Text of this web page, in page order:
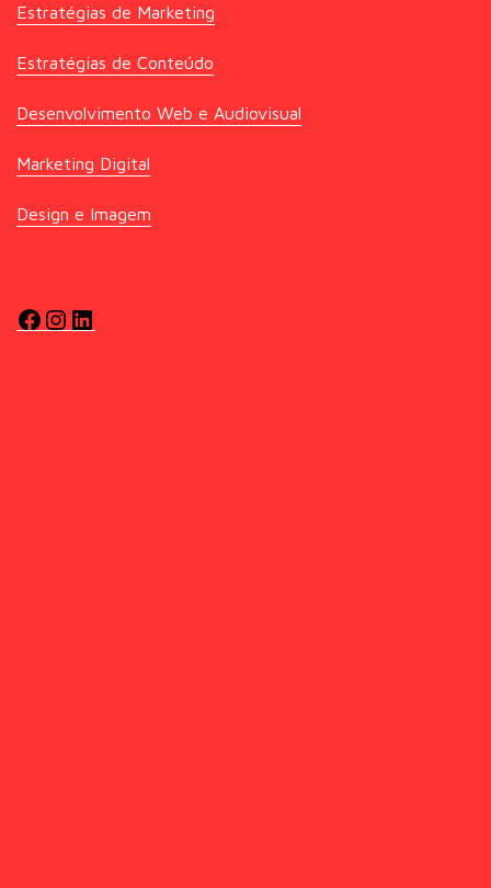
Estratégias de Marketing
Estratégias de Conteúdo
Desenvolvimento Web e Audiovisual
Marketing Digital
Design e Imagem